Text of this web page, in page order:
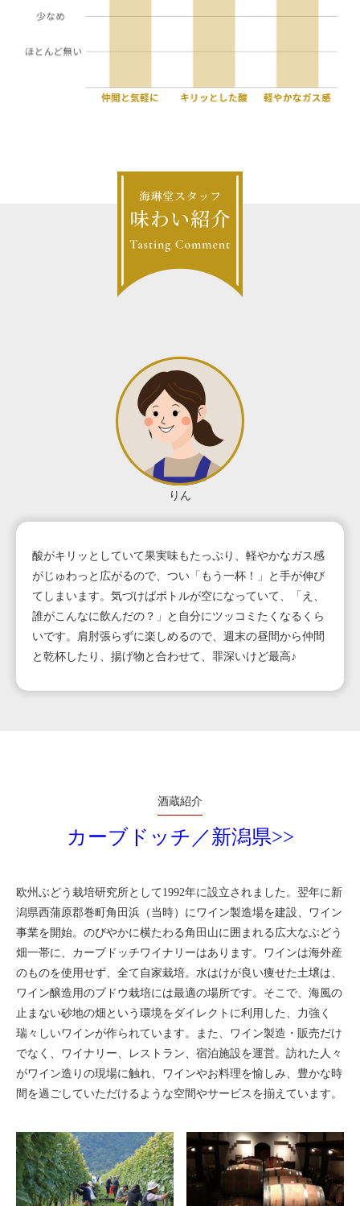
りん
酸がキリッとしていて果実味もたっぷり、軽やかなガス感
がじゅわっと広がるので、つい「もう一杯！」と手が伸び
てしまいます。気づけばボトルが空になっていて、「え、
誰がこんなに飲んだの？」と自分にツッコミたくなるくら
いです。肩肘張らずに楽しめるので、週末の昼間から仲間
と乾杯したり、揚げ物と合わせて、罪深いけど最高♪
酒蔵紹介
カーブドッチ／新潟県>>
欧州ぶどう栽培研究所として1992年に設立されました。翌年に新
潟県西蒲原郡巻町角田浜（当時）にワイン製造場を建設、ワイン
事業を開始。のびやかに横たわる角田山に囲まれる広大なぶどう
畑一帯に、カーブドッチワイナリーはあります。ワインは海外産
のものを使用せず、全て自家栽培。水はけが良い痩せた土壌は、
ワイン醸造用のブドウ栽培には最適の場所です。そこで、海風の
止まない砂地の畑という環境をダイレクトに利用した、力強く
瑞々しいワインが作られています。また、ワイン製造・販売だけ
でなく、ワイナリー、レストラン、宿泊施設を運営。訪れた人々
がワイン造りの現場に触れ、ワインやお料理を愉しみ、豊かな時
間を過ごしていただけるような空間やサービスを揃えています。